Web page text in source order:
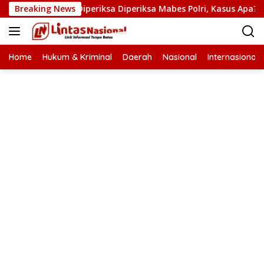
Langsung
ke
konten
Breaking News
Diperiksa Diperiksa Mabes Polri, Kasus Apa? PB
Home Hukum & Kriminal Daerah Nasional Internasional